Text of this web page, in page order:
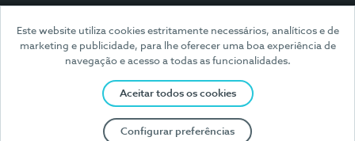
Este website utiliza cookies estritamente necessários, analíticos e de
marketing e publicidade, para lhe oferecer uma boa experiência de
navegação e acesso a todas as funcionalidades.
Aceitar todos os cookies
Configurar preferências